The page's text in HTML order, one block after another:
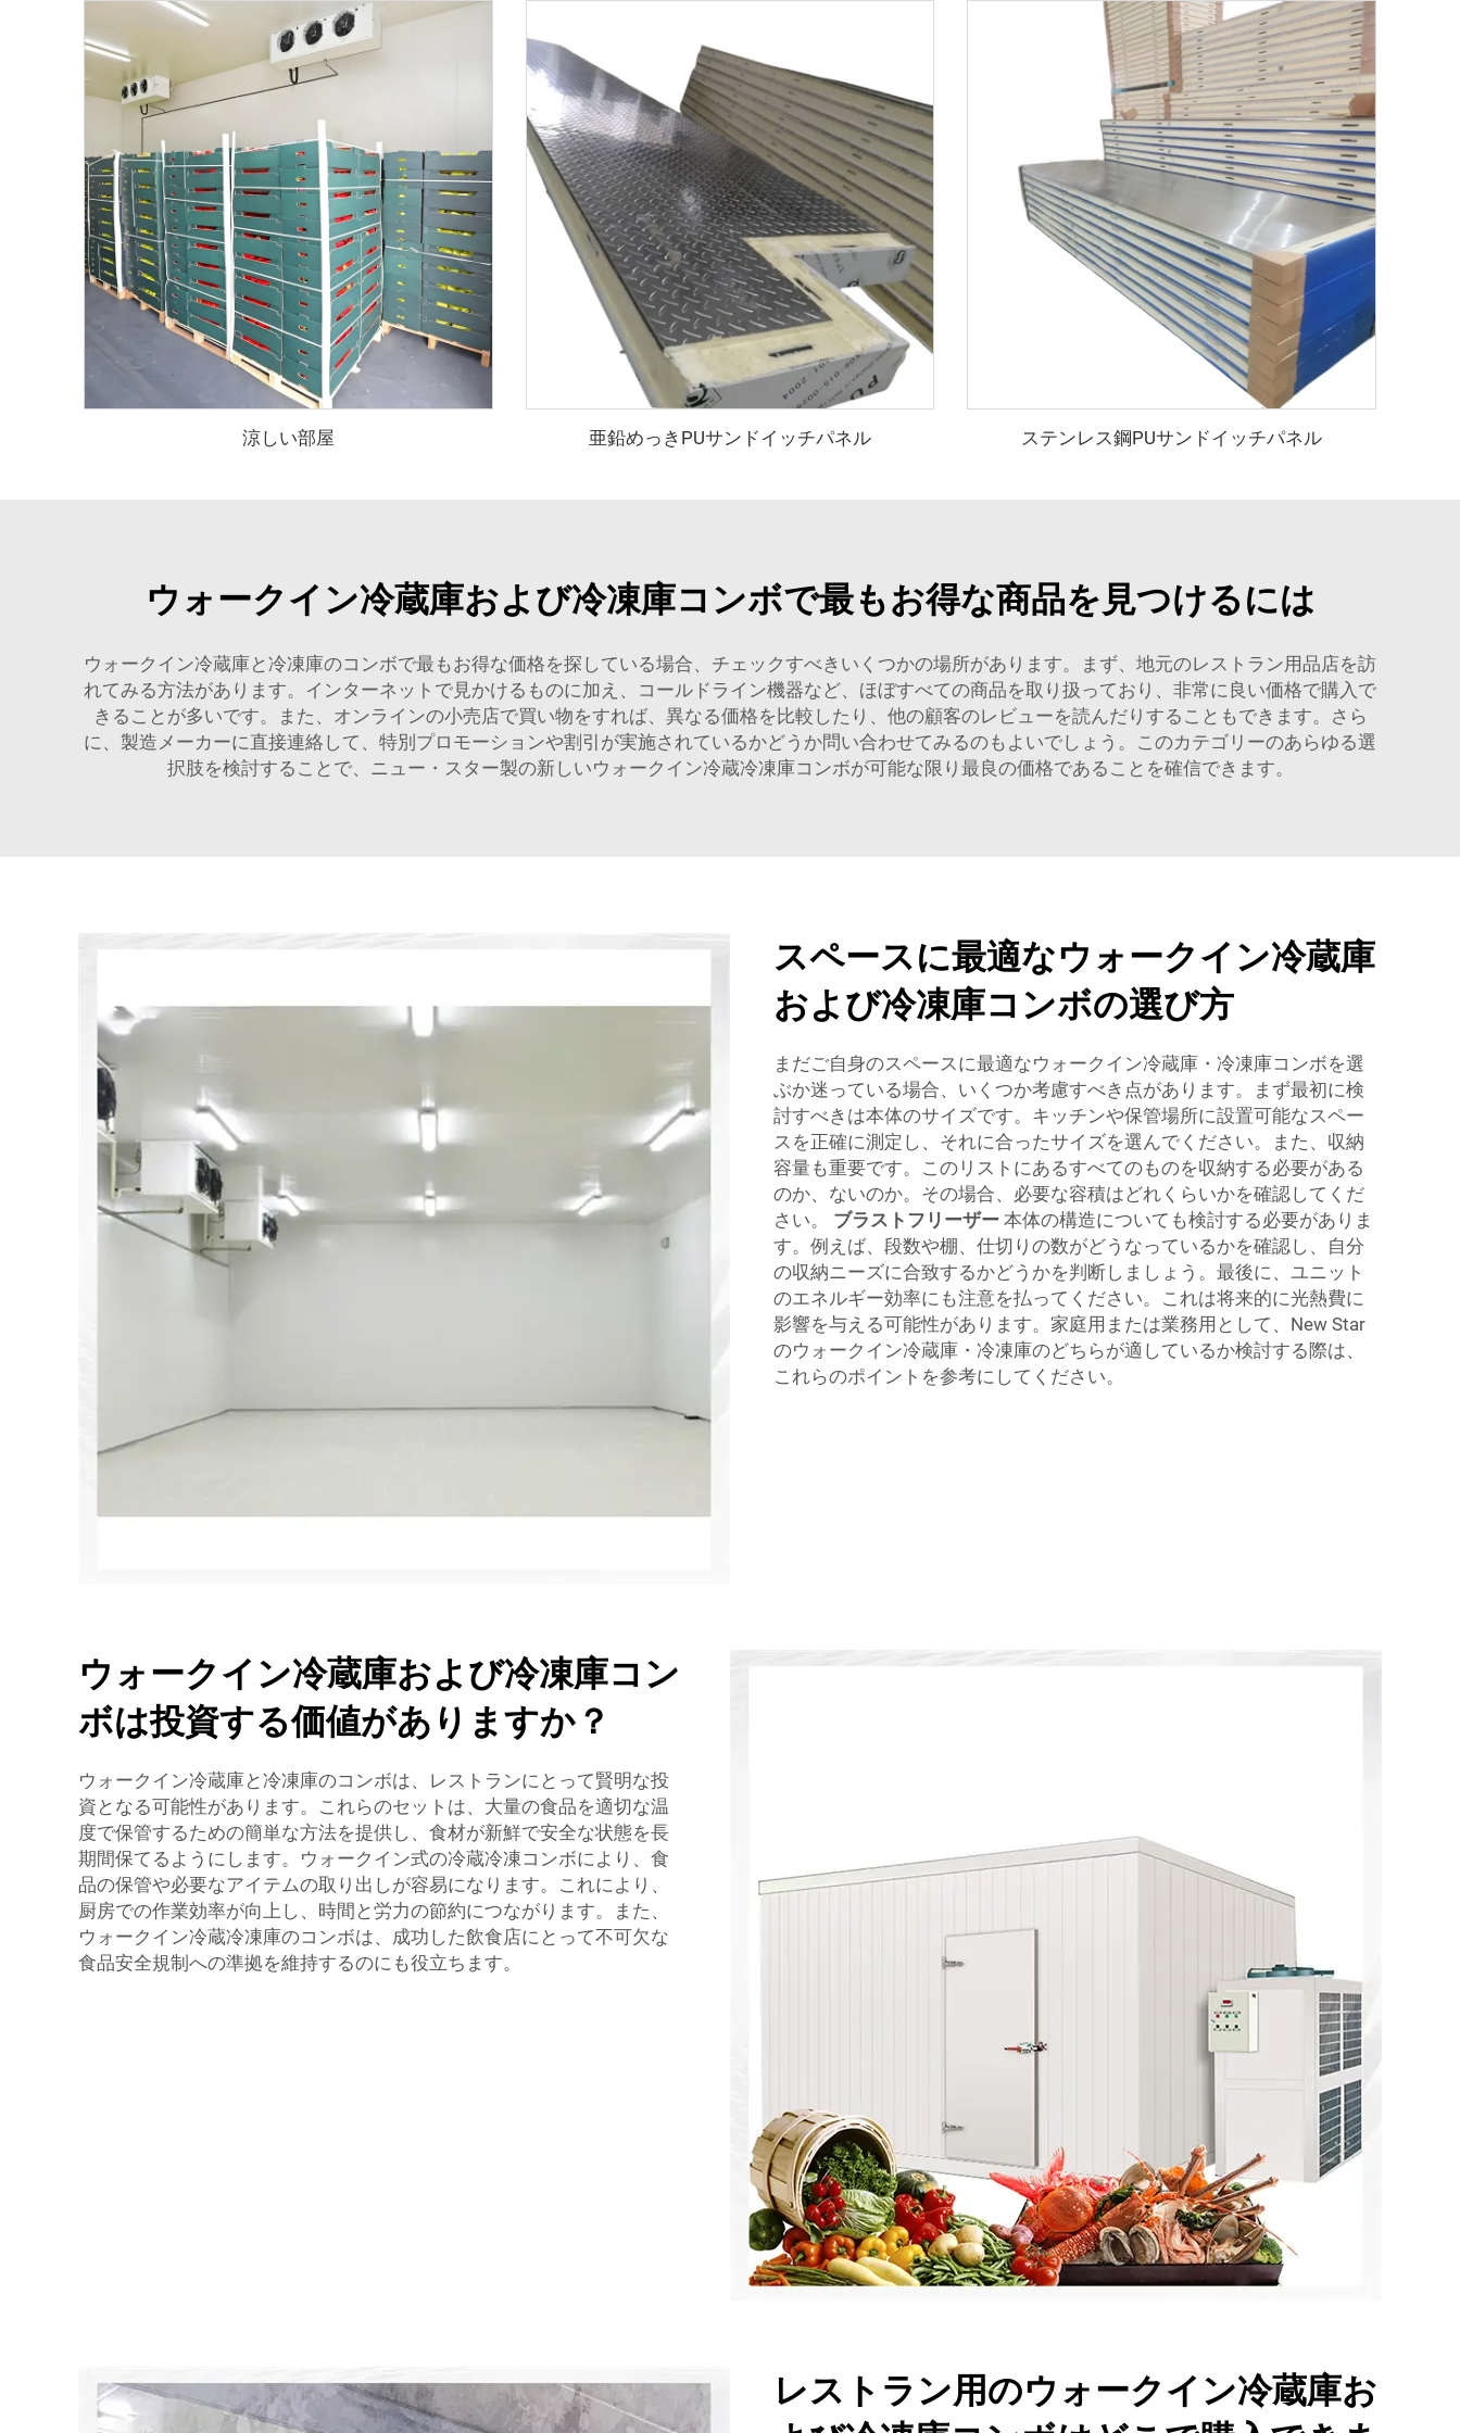
涼しい部屋 亜鉛めっきPUサンドイッチパネル ステンレス鋼PUサンドイッチパネル
ウォークイン冷蔵庫および冷凍庫コンボで最もお得な商品を見つけるには
ウォークイン冷蔵庫と冷凍庫のコンボで最もお得な価格を探している場合、チェックすべきいくつかの場所があります。まず、地元のレストラン用品店を訪
れてみる方法があります。インターネットで見かけるものに加え、コールドライン機器など、ほぼすべての商品を取り扱っており、非常に良い価格で購入で
きることが多いです。また、オンラインの小売店で買い物をすれば、異なる価格を比較したり、他の顧客のレビューを読んだりすることもできます。さら
に、製造メーカーに直接連絡して、特別プロモーションや割引が実施されているかどうか問い合わせてみるのもよいでしょう。このカテゴリーのあらゆる選
択肢を検討することで、ニュー・スター製の新しいウォークイン冷蔵冷凍庫コンボが可能な限り最良の価格であることを確信できます。
スペースに最適なウォークイン冷蔵庫
および冷凍庫コンボの選び方
まだご自身のスペースに最適なウォークイン冷蔵庫・冷凍庫コンボを選
ぶか迷っている場合、いくつか考慮すべき点があります。まず最初に検
討すべきは本体のサイズです。キッチンや保管場所に設置可能なスペー
スを正確に測定し、それに合ったサイズを選んでください。また、収納
容量も重要です。このリストにあるすべてのものを収納する必要がある
のか、ないのか。その場合、必要な容積はどれくらいかを確認してくだ
さい。 ブラストフリーザー 本体の構造についても検討する必要がありま
す。例えば、段数や棚、仕切りの数がどうなっているかを確認し、自分
の収納ニーズに合致するかどうかを判断しましょう。最後に、ユニット
のエネルギー効率にも注意を払ってください。これは将来的に光熱費に
影響を与える可能性があります。家庭用または業務用として、New Star
のウォークイン冷蔵庫・冷凍庫のどちらが適しているか検討する際は、
これらのポイントを参考にしてください。
ウォークイン冷蔵庫および冷凍庫コン
ボは投資する価値がありますか？
ウォークイン冷蔵庫と冷凍庫のコンボは、レストランにとって賢明な投
資となる可能性があります。これらのセットは、大量の食品を適切な温
度で保管するための簡単な方法を提供し、食材が新鮮で安全な状態を長
期間保てるようにします。ウォークイン式の冷蔵冷凍コンボにより、食
品の保管や必要なアイテムの取り出しが容易になります。これにより、
厨房での作業効率が向上し、時間と労力の節約につながります。また、
ウォークイン冷蔵冷凍庫のコンボは、成功した飲食店にとって不可欠な
食品安全規制への準拠を維持するのにも役立ちます。
レストラン用のウォークイン冷蔵庫お